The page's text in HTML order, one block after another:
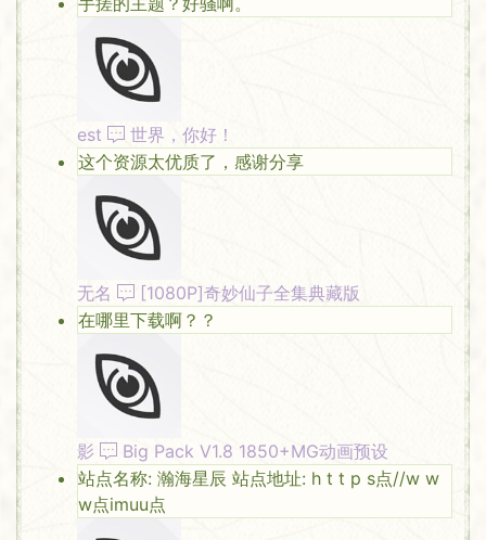
est
世界，你好！
这个资源太优质了，感谢分享
无名
[1080P]奇妙仙子全集典藏版
在哪里下载啊？？
影
Big Pack V1.8 1850+MG动画预设
站点名称: 瀚海星辰 站点地址: h t t p s点//w w
w点imuu点